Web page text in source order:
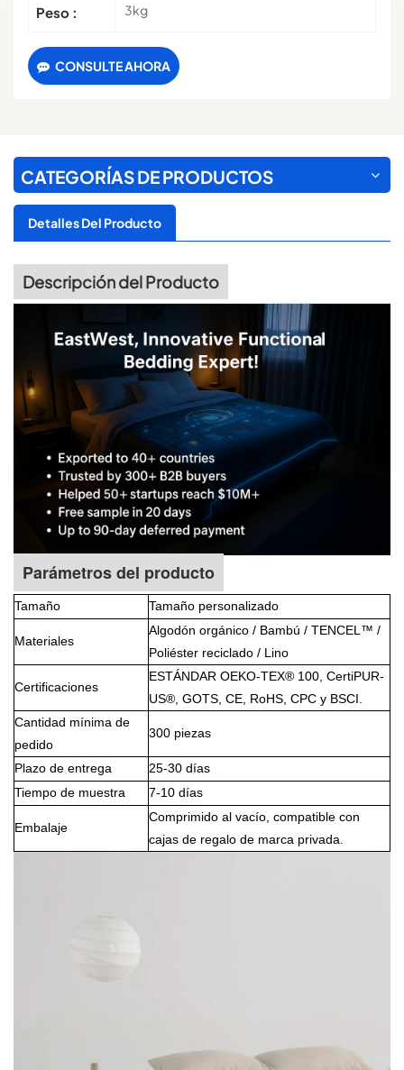
Peso : 3kg
CONSULTE AHORA
CATEGORÍAS DE PRODUCTOS
Detalles Del Producto
Descripción del Producto
Parámetros del producto
Tamaño Tamaño personalizado
Materiales
Algodón orgánico / Bambú / TENCEL™ /
Poliéster reciclado / Lino
Certificaciones
ESTÁNDAR OEKO-TEX® 100, CertiPUR-
US®, GOTS, CE, RoHS, CPC y BSCI.
Cantidad mínima de
pedido
300 piezas
Plazo de entrega
25-30 días
Tiempo de muestra
7-10 días
Embalaje
Comprimido al vacío, compatible con
cajas de regalo de marca privada.